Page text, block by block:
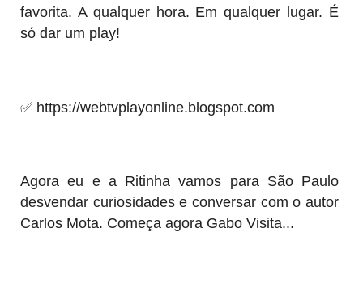
favorita. A qualquer hora. Em qualquer lugar. É
só dar um play!
✅ https://webtvplayonline.blogspot.com
Agora eu e a Ritinha vamos para São Paulo
desvendar curiosidades e conversar com o autor
Carlos Mota. Começa agora Gabo Visita...